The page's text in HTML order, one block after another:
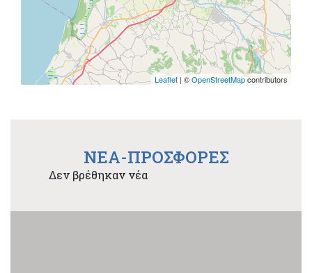
Leaflet | ©OpenStreetMapcontributors
NEA-ΠΡΟΣΦΟΡΕΣ
Δεν βρέθηκαν νέα